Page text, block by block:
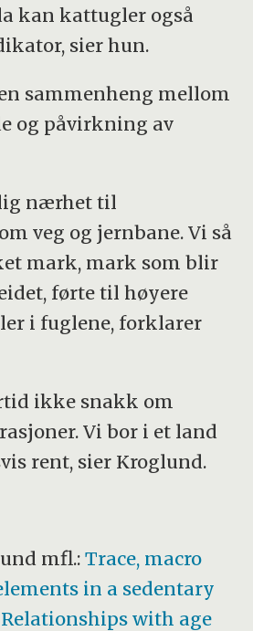
kan kattugler også
sier hun.
sammenheng mellom
og påvirkning av
nærhet til
veg og jernbane. Vi så
mark, mark som blir
førte til høyere
i fuglene, forklarer
ikke snakk om
Vi bor i et land
rent, sier Kroglund.
mfl.:Trace, macro
in a sedentary
with age